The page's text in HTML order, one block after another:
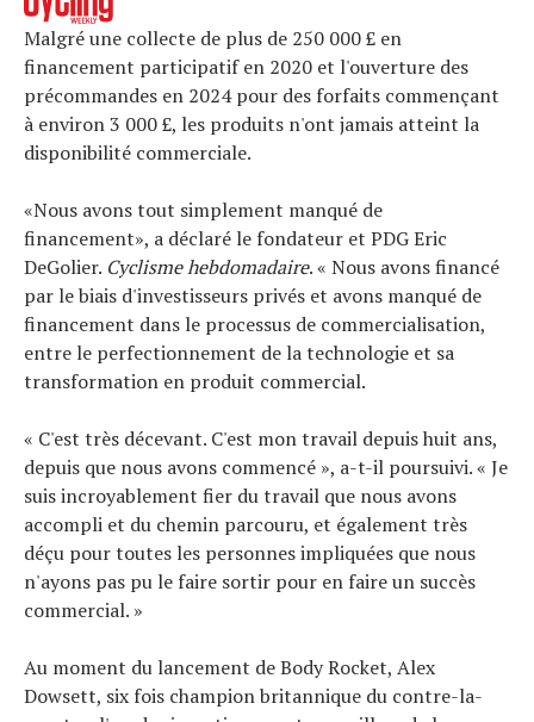
Malgré une collecte de plus de 250 000 £ en
financement participatif en 2020 et l'ouverture des
précommandes en 2024 pour des forfaits commençant
à environ 3 000 £, les produits n'ont jamais atteint la
disponibilité commerciale.
«Nous avons tout simplement manqué de
financement», a déclaré le fondateur et PDG Eric
DeGolier. Cyclisme hebdomadaire. « Nous avons financé
par le biais d'investisseurs privés et avons manqué de
financement dans le processus de commercialisation,
entre le perfectionnement de la technologie et sa
transformation en produit commercial.
« C'est très décevant. C'est mon travail depuis huit ans,
depuis que nous avons commencé », a-t-il poursuivi. « Je
suis incroyablement fier du travail que nous avons
accompli et du chemin parcouru, et également très
déçu pour toutes les personnes impliquées que nous
n'ayons pas pu le faire sortir pour en faire un succès
commercial. »
Au moment du lancement de Body Rocket, Alex
Dowsett, six fois champion britannique du contre-la-